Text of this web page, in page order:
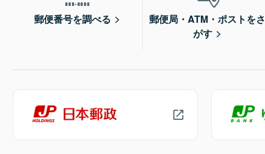
郵便番号を調べる
郵便局・ATM・ポストをさ
がす